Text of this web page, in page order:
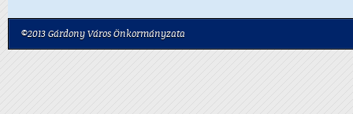
©2013 Gárdony Város Önkormányzata